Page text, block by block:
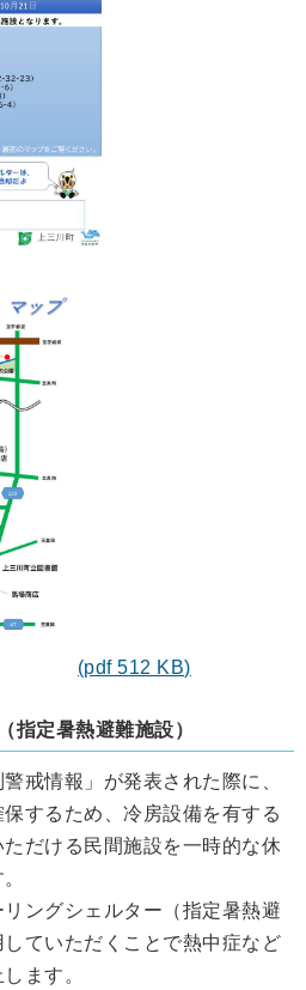
(pdf 512 KB)
指定暑熱避難施設）
戒情報」が発表された際に、
するため、冷房設備を有する
だける民間施設を一時的な休
ングシェルター（指定暑熱避
ていただくことで熱中症など
ます。